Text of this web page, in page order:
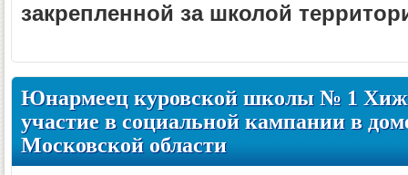
закрепленной за школой
Юнармеец куровской школы № 1
участие в социальной кампании в
Московской области